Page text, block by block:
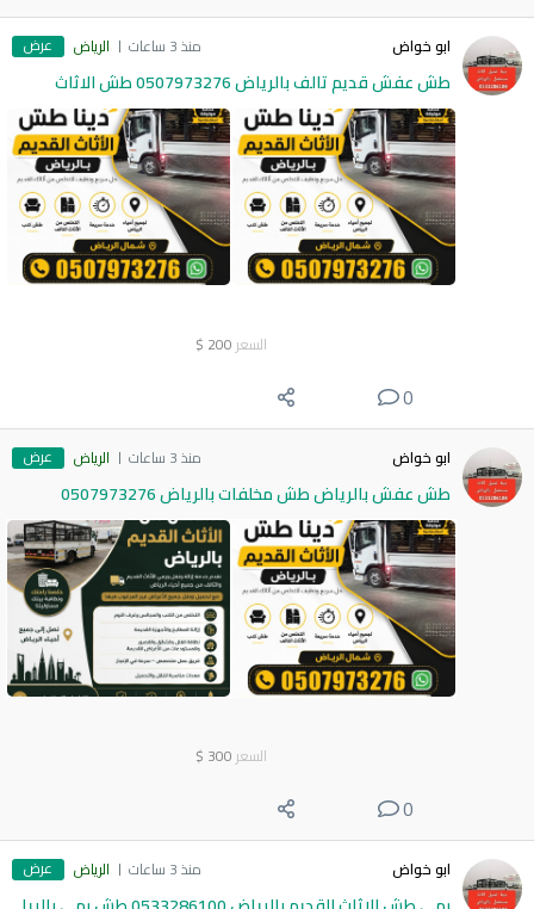
ابو خواض منذ 3 ساعات الرياض عرض
طش عفش قديم تالف بالرياض 0507973276 طش الاثاث
السعر 200
$
0
ابو خواض منذ 3 ساعات الرياض عرض
طش عفش بالرياض طش مخلفات بالرياض 0507973276
السعر 300
$
0
ابو خواض منذ 3 ساعات الرياض عرض